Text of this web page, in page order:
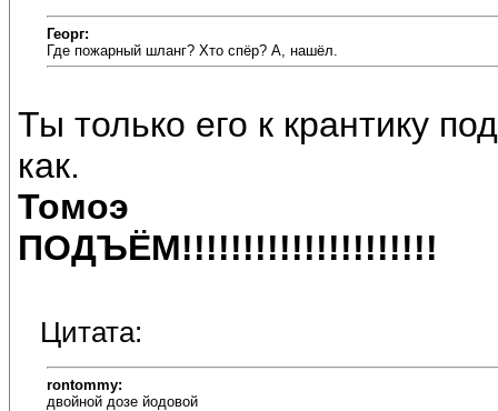
Георг:
Где пожарный шланг? Хто спёр? А, нашёл.
Ты только его к крантику
как.
Томоэ
ПОДЪЁМ!!!!!!!!!!!!!!!!!!!!!
Цитата:
rontommy:
двойной дозе йодовой